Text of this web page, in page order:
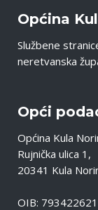
Općina
Službene
neretvanska
Opći
Općina Kula
Rujnička ulica 1,
20341 Kula
OIB: